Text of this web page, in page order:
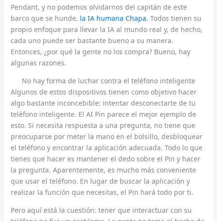
Pendant, y no podemos olvidarnos del capitán de este
barco que se hunde. la IA humana Chapa. Todos tienen su
propio enfoque para llevar la IA al mundo real y, de hecho,
cada uno puede ser bastante bueno a su manera.
Entonces, ¿por qué la gente no los compra? Bueno, hay
algunas razones.
No hay forma de luchar contra el teléfono inteligente
Algunos de estos dispositivos tienen como objetivo hacer
algo bastante inconcebible: intentar desconectarte de tu
teléfono inteligente. El AI Pin parece el mejor ejemplo de
esto. Si necesita respuesta a una pregunta, no tiene que
preocuparse por meter la mano en el bolsillo, desbloquear
el teléfono y encontrar la aplicación adecuada. Todo lo que
tienes que hacer es mantener el dedo sobre el Pin y hacer
la pregunta. Aparentemente, es mucho más conveniente
que usar el teléfono. En lugar de buscar la aplicación y
realizar la función que necesitas, el Pin hará todo por ti.
Pero aquí está la cuestión: tener que interactuar con su